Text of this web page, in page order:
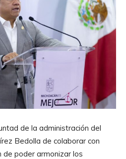
de la administración del
Bedolla de colaborar con
de poder armonizar los